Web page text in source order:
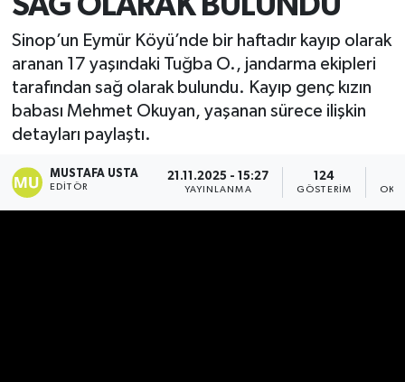
Sinop’un Eymür Köyü’nde bir haftadır kayıp olarak
aranan 17 yaşındaki Tuğba O., jandarma ekipleri
tarafından sağ olarak bulundu. Kayıp genç kızın
babası Mehmet Okuyan, yaşanan sürece ilişkin
detayları paylaştı.
MUSTAFA USTA
EDITÖR
21.11.2025 - 15:27
YAYINLANMA
124
GÖSTERIM